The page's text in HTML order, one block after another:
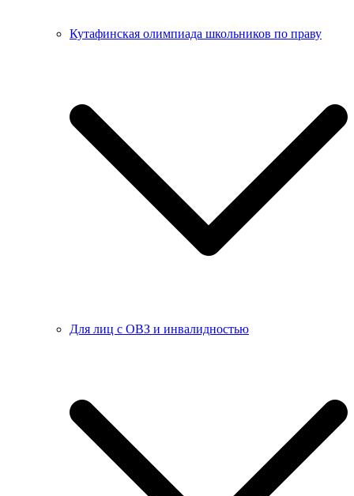
Кутафинская олимпиада школьников по праву
Для лиц с ОВЗ и инвалидностью